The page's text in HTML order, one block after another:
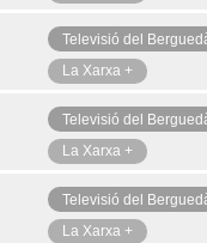
Televisió del
La Xarxa +
Televisió del
La Xarxa +
Televisió del
La Xarxa +